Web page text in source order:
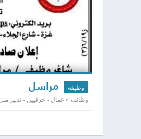
وظيفة مراسل
وظائف » عمال - حرفيين - تدبير